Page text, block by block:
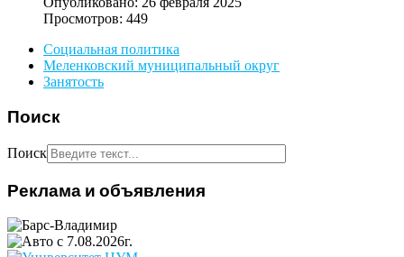
Просмотров: 449
Социальная политика
Меленковский муниципальный округ
Занятость
Поиск
Поиск
Реклама и объявления